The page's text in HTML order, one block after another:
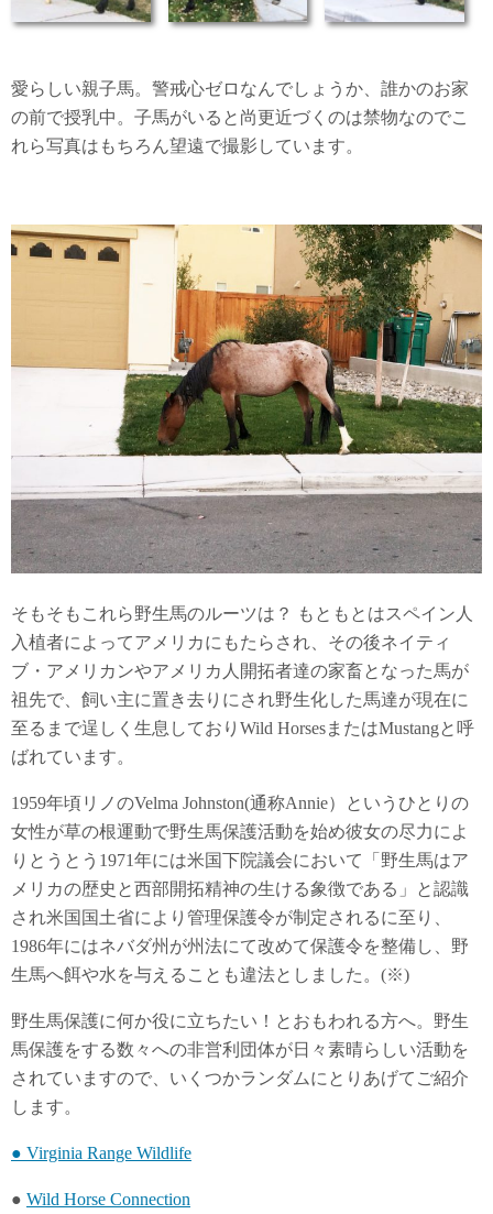
愛らしい親子馬。警戒心ゼロなんでしょうか、誰かのお家
の前で授乳中。子馬がいると尚更近づくのは禁物なのでこ
れら写真はもちろん望遠で撮影しています。
そもそもこれら野生馬のルーツは？ もともとはスペイン人
入植者によってアメリカにもたらされ、その後ネイティ
ブ・アメリカンやアメリカ人開拓者達の家畜となった馬が
祖先で、飼い主に置き去りにされ野生化した馬達が現在に
至るまで逞しく生息しておりWild HorsesまたはMustangと呼
ばれています。
1959年頃リノのVelma Johnston(通称Annie）というひとりの
女性が草の根運動で野生馬保護活動を始め彼女の尽力によ
りとうとう1971年には米国下院議会において「野生馬はア
メリカの歴史と西部開拓精神の生ける象徴である」と認識
され米国国土省により管理保護令が制定されるに至り、
1986年にはネバダ州が州法にて改めて保護令を整備し、野
生馬へ餌や水を与えることも違法としました。(※)
野生馬保護に何か役に立ちたい！とおもわれる方へ。野生
馬保護をする数々への非営利団体が日々素晴らしい活動を
されていますので、いくつかランダムにとりあげてご紹介
します。
● Virginia Range Wildlife
● Wild Horse Connection